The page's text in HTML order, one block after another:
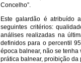
Concelho”.
Este galardão é atribuído
seguintes critérios:
análises realizadas na
definidos para o percentil
época balnear, não se
prática balnear, proibição